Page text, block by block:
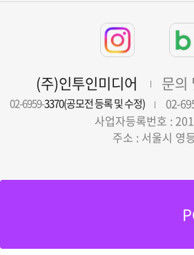
(주)인투인미디어 문의
02-6959-3370(공모전 등록 및 수정) 02-
사업자등록번호 :
주소 : 서울시 영